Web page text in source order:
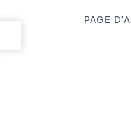
PAGE